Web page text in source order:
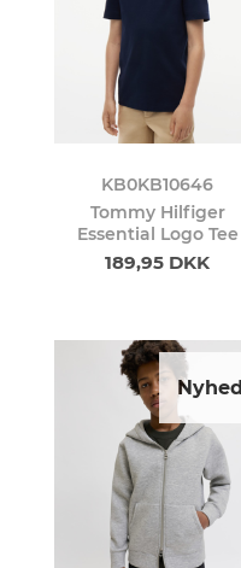
KB0KB10646
Tommy Hilfiger
Essential Logo Tee
189,95 DKK
Nyhed